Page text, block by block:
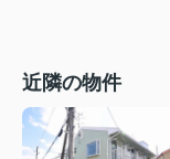
近隣の物件